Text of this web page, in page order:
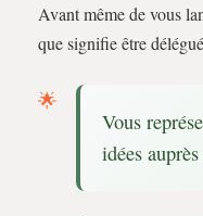
Avant même de vous
que signifie être
Vous
idées